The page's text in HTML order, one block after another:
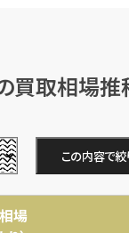
買取相場推
この内容で
場